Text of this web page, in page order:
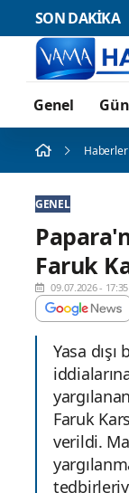
SON DAKİKA
Genel
Haberler
GENEL
Faruk
09.07.2026 - 17:35
Yasa
Faruk
verildi.